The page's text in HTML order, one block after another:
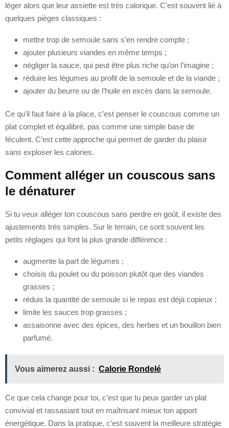
léger alors que leur assiette est très calorique. C’est souvent lié à
quelques pièges classiques :
mettre trop de semoule sans s’en rendre compte ;
ajouter plusieurs viandes en même temps ;
négliger la sauce, qui peut être plus riche qu’on l’imagine ;
réduire les légumes au profit de la semoule et de la viande ;
ajouter du beurre ou de l’huile en excès dans la semoule.
Ce qu’il faut faire à la place, c’est penser le couscous comme un
plat complet et équilibré, pas comme une simple base de
féculent. C’est cette approche qui permet de garder du plaisir
sans exploser les calories.
Comment alléger un couscous sans
le dénaturer
Si tu veux alléger ton couscous sans perdre en goût, il existe des
ajustements très simples. Sur le terrain, ce sont souvent les
petits réglages qui font la plus grande différence :
augmente la part de légumes ;
choisis du poulet ou du poisson plutôt que des viandes
grasses ;
réduis la quantité de semoule si le repas est déjà copieux ;
limite les sauces trop grasses ;
assaisonne avec des épices, des herbes et un bouillon bien
parfumé.
Vous aimerez aussi : Calorie Rondelé
Ce que cela change pour toi, c’est que tu peux garder un plat
convivial et rassasiant tout en maîtrisant mieux ton apport
énergétique. Dans la pratique, c’est souvent la meilleure stratégie